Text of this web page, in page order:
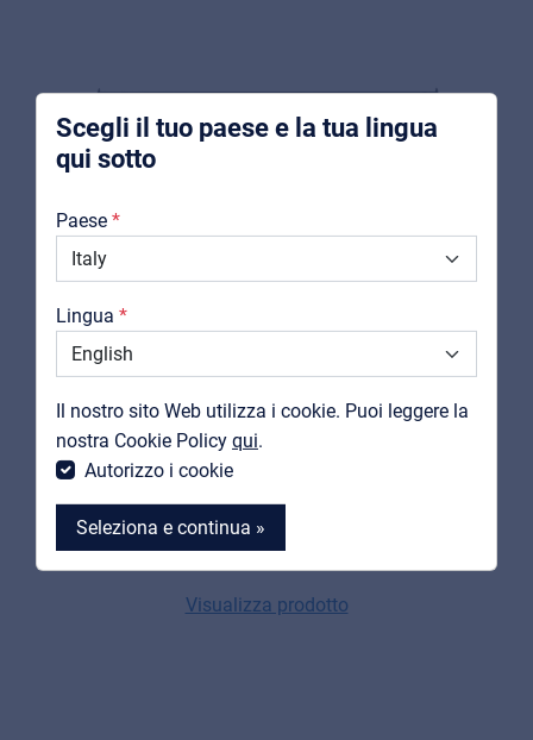
Scegli il tuo paese e la tua lingua
qui sotto
Paese
Lingua
Il nostro sito Web utilizza i cookie. Puoi leggere la
nostra Cookie Policy qui.
Autorizzo i cookie
Seleziona e continua »
Downloads
Cataloghi
Support
MyFrenex
STUDIOMASTER
Amplificatore Digitale di Potenza 4x 2000W @ 8ohm,
1U Rack con DSP & PFC
Visualizza prodotto